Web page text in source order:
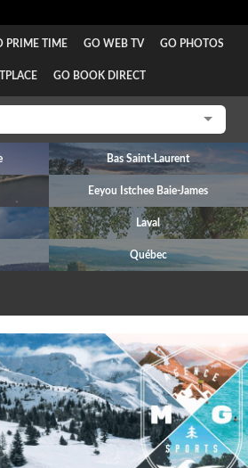
PRIME TIME GO WEB TV GO PHOTOS
GO BOOK DIRECT
Bas Saint-Laurent
Eeyou Istchee Baie-James
Laval
Québec